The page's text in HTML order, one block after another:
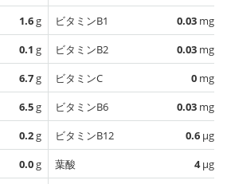
1.6g
0.1 g
6.7g
6.5g
0.2g
0.0g
ビタミンB1
0.03 mg
ビタミンB2
0.03 mg
ビタミンC
0 mg
ビタミンB6
0.03 mg
ビタミンB12
0.6 µg
葉酸
4µg